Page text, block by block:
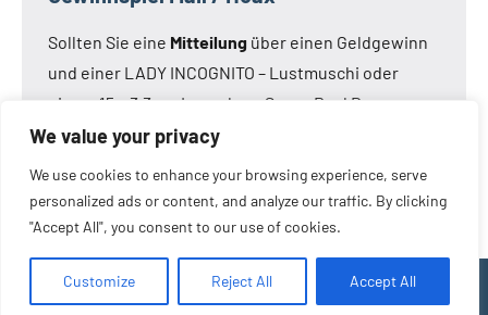
We value your privacy
We use cookies to enhance your browsing experience, serve
personalized ads or content, and analyze our traffic. By clicking
"Accept All", you consent to our use of cookies.
Customize Reject All Accept All
Sollten Sie eine Mitteilung über einen Geldgewinn
und einer LADY INCOGNITO – Lustmuschi oder
einem 15 x 3,3 cm Loveclone Super Real Dong –
oder was immer den Kameraden noch einfällt –
Mail ist eine Fälschung.
WordPress-Theme: Occasio von ThemeZee.